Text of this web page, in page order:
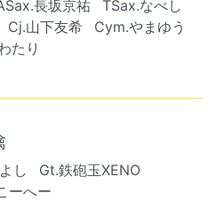
長坂京祐
TSax.なべし
Cj.山下友希
Cym.やまゆう
たり
し
Gt.鉄砲玉XENO
ーへー